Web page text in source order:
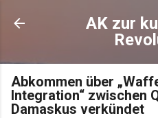
AK zur
Abkommen über
Integration“ zwischen
Damaskus verkündet